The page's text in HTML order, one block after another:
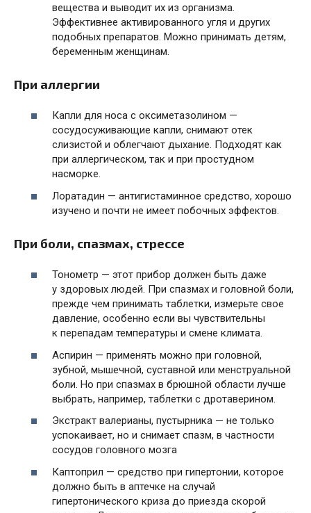
вещества и выводит их из организма.
Эффективнее активированного угля и других
подобных препаратов. Можно принимать детям,
беременным женщинам.
При аллергии
Капли для носа с оксиметазолином —
сосудосуживающие капли, снимают отек
слизистой и облегчают дыхание. Подходят как
при аллергическом, так и при простудном
насморке.
Лоратадин — антигистаминное средство, хорошо
изучено и почти не имеет побочных эффектов.
При боли, спазмах, стрессе
Тонометр — этот прибор должен быть даже
у здоровых людей. При спазмах и головной боли,
прежде чем принимать таблетки, измерьте свое
давление, особенно если вы чувствительны
к перепадам температуры и смене климата.
Аспирин — применять можно при головной,
зубной, мышечной, суставной или менструальной
боли. Но при спазмах в брюшной области лучше
выбрать, например, таблетки с дротаверином.
Экстракт валерианы, пустырника — не только
успокаивает, но и снимает спазм, в частности
сосудов головного мозга
Каптоприл — средство при гипертонии, которое
должно быть в аптечке на случай
гипертонического криза до приезда скорой